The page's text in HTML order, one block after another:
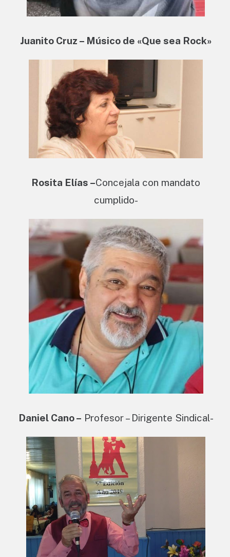
Juanito Cruz – Músico de «Que sea Rock»
Rosita Elías –Concejala con mandato
cumplido-
Daniel Cano – Profesor – Dirigente Sindical-